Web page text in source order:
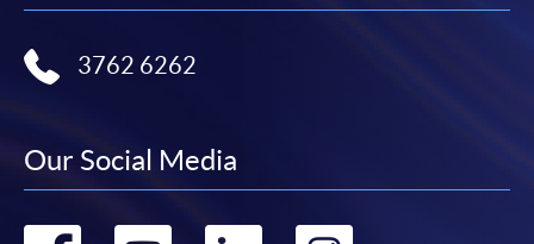
網上支付可通過「繳費靈」(PPS) (不適用於手機)、
Pay) 、「支付寶」(Online Alipay) 或 「轉數快」(FPS)
3762 6262
Our Social Media